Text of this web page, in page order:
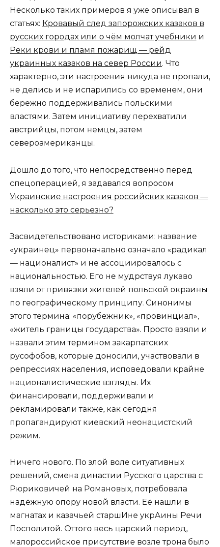
Несколько таких примеров я уже описывал в
статьях: Кровавый след запорожских казаков в
русских городах или о чём молчат учебники и
Реки крови и пламя пожарищ — рейд
украинных казаков на север России. Что
характерно, эти настроения никуда не пропали,
не делись и не испарились со временем, они
бережно поддерживались польскими
властями. Затем инициативу перехватили
австрийцы, потом немцы, затем
североамериканцы.
Дошло до того, что непосредственно перед
спецоперацией, я задавался вопросом
Украинские настроения российских казаков —
насколько это серьезно?
Засвидетельствовано историками: название
«украинец» первоначально означало «радикал
— националист» и не ассоциировалось с
национальностью. Его не мудрствуя лукаво
взяли от привязки жителей польской окраины
по географическому принципу. Синонимы
этого термина: «порубежник», «провинциал»,
«житель границы государства». Просто взяли и
назвали этим термином закарпатских
русофобов, которые доносили, участвовали в
репрессиях населения, исповедовали крайне
националистические взгляды. Их
финансировали, поддерживали и
рекламировали также, как сегодня
пропагандируют киевский неонацистский
режим.
Ничего нового. По злой воле ситуативных
решений, смена династии Русского царства с
Рюриковичей на Романовых, потребовала
надёжную опору новой власти. Её нашли в
магнатах и казачьей старшИне укрАины Речи
Посполитой. Оттого весь царский период,
малороссийское присутствие возле трона было